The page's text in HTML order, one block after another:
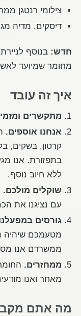
צילומי רנטגן
דיסקים, מדיה
חדש: בנוסף
מחומר שמיועד
איך זה עובד
מתקשרים
אנחנו אוספים.
קרטון, בשקים,
בתפזורת. אנו
ללא חיוב נוסף.
שוקלים מולכם.
עם נציגנו את
גורסים
מטעמכם שיהיה
ממשרדם אנו
ממחזרים.
מאחר ואנו
מה אתם